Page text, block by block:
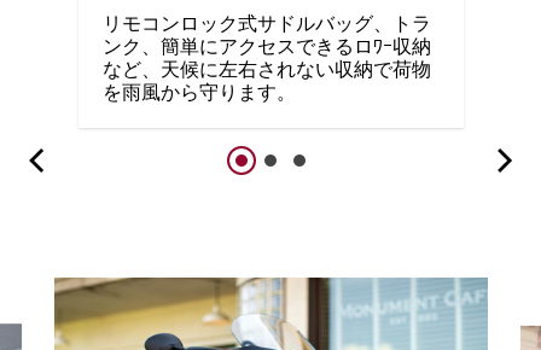
リモコンロック式サドルバッグ、トラ
ンク、簡単にアクセスできるロﾜｰ収納
など、天候に左右されない収納で荷物
を雨風から守ります。